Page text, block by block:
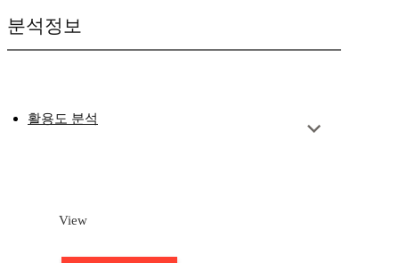
분석정보
활용도 분석
View